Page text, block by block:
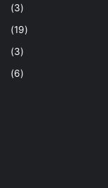
(3)
(19)
(3)
(6)